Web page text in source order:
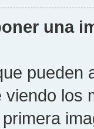
una
pueden
los